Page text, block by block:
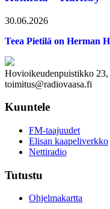
30.06.2026
Teea Pietilä on Herman
Hovioikeudenpuistikko 23,
toimitus@radiovaasa.fi
Kuuntele
FM-taajuudet
Elisan kaapeliverkko
Nettiradio
Tutustu
Ohjelmakartta